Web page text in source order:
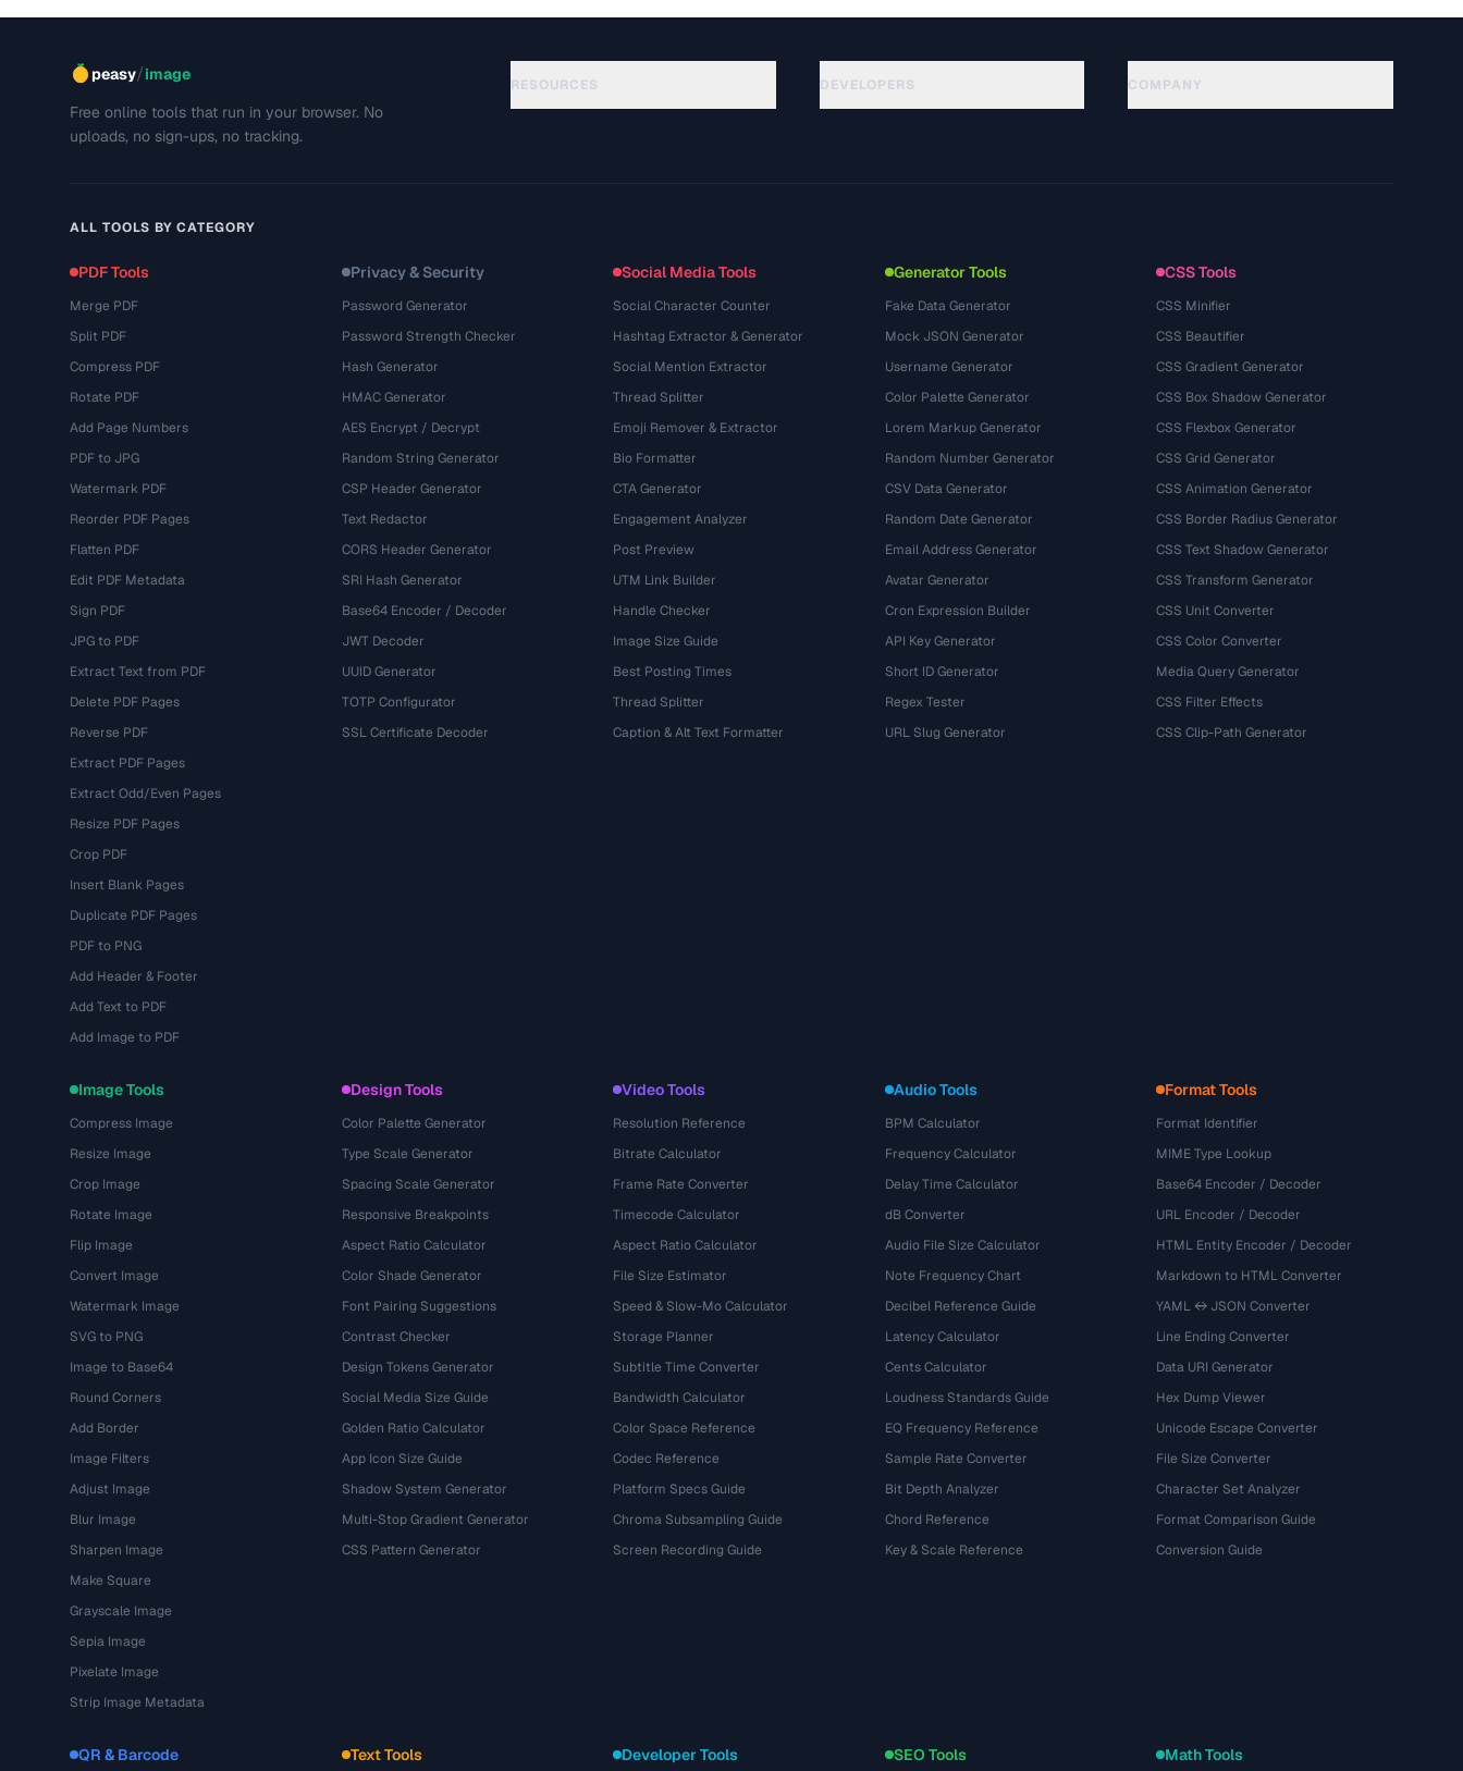
peasy/image
Free online tools that run in your browser. No
uploads, no sign-ups, no tracking.
RESOURCES DEVELOPERS COMPANY
ALL TOOLS BY CATEGORY
PDF Tools
Merge PDF
Split PDF
Compress PDF
Rotate PDF
Add Page Numbers
PDF to JPG
Watermark PDF
Reorder PDF Pages
Flatten PDF
Edit PDF Metadata
Sign PDF
JPG to PDF
Extract Text from PDF
Delete PDF Pages
Reverse PDF
Extract PDF Pages
Extract Odd/Even Pages
Resize PDF Pages
Crop PDF
Insert Blank Pages
Duplicate PDF Pages
PDF to PNG
Add Header & Footer
Add Text to PDF
Add Image to PDF
Privacy & Security
Password Generator
Password Strength Checker
Hash Generator
HMAC Generator
AES Encrypt / Decrypt
Random String Generator
CSP Header Generator
Text Redactor
CORS Header Generator
SRI Hash Generator
Base64 Encoder / Decoder
JWT Decoder
UUID Generator
TOTP Configurator
SSL Certificate Decoder
Social Media Tools
Social Character Counter
Hashtag Extractor & Generator
Social Mention Extractor
Thread Splitter
Emoji Remover & Extractor
Bio Formatter
CTA Generator
Engagement Analyzer
Post Preview
UTM Link Builder
Handle Checker
Image Size Guide
Best Posting Times
Thread Splitter
Caption & Alt Text Formatter
Generator Tools
Fake Data Generator
Mock JSON Generator
Username Generator
Color Palette Generator
Lorem Markup Generator
Random Number Generator
CSV Data Generator
Random Date Generator
Email Address Generator
Avatar Generator
Cron Expression Builder
API Key Generator
Short ID Generator
Regex Tester
URL Slug Generator
CSS Tools
CSS Minifier
CSS Beautifier
CSS Gradient Generator
CSS Box Shadow Generator
CSS Flexbox Generator
CSS Grid Generator
CSS Animation Generator
CSS Border Radius Generator
CSS Text Shadow Generator
CSS Transform Generator
CSS Unit Converter
CSS Color Converter
Media Query Generator
CSS Filter Effects
CSS Clip-Path Generator
Image Tools
Compress Image
Resize Image
Crop Image
Rotate Image
Flip Image
Convert Image
Watermark Image
SVG to PNG
Image to Base64
Round Corners
Add Border
Image Filters
Adjust Image
Blur Image
Sharpen Image
Make Square
Grayscale Image
Sepia Image
Pixelate Image
Strip Image Metadata
Design Tools
Color Palette Generator
Type Scale Generator
Spacing Scale Generator
Responsive Breakpoints
Aspect Ratio Calculator
Color Shade Generator
Font Pairing Suggestions
Contrast Checker
Design Tokens Generator
Social Media Size Guide
Golden Ratio Calculator
App Icon Size Guide
Shadow System Generator
Multi-Stop Gradient Generator
CSS Pattern Generator
Video Tools
Resolution Reference
Bitrate Calculator
Frame Rate Converter
Timecode Calculator
Aspect Ratio Calculator
File Size Estimator
Speed & Slow-Mo Calculator
Storage Planner
Subtitle Time Converter
Bandwidth Calculator
Color Space Reference
Codec Reference
Platform Specs Guide
Chroma Subsampling Guide
Screen Recording Guide
Audio Tools
BPM Calculator
Frequency Calculator
Delay Time Calculator
dB Converter
Audio File Size Calculator
Note Frequency Chart
Decibel Reference Guide
Latency Calculator
Cents Calculator
Loudness Standards Guide
EQ Frequency Reference
Sample Rate Converter
Bit Depth Analyzer
Chord Reference
Key & Scale Reference
Format Tools
Format Identifier
MIME Type Lookup
Base64 Encoder / Decoder
URL Encoder / Decoder
HTML Entity Encoder / Decoder
Markdown to HTML Converter
YAML ↔ JSON Converter
Line Ending Converter
Data URI Generator
Hex Dump Viewer
Unicode Escape Converter
File Size Converter
Character Set Analyzer
Format Comparison Guide
Conversion Guide
QR & Barcode Text Tools Developer Tools SEO Tools Math Tools